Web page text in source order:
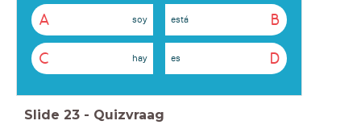
A soy B
está
C hay D
es
Slide 23 - Quizvraag